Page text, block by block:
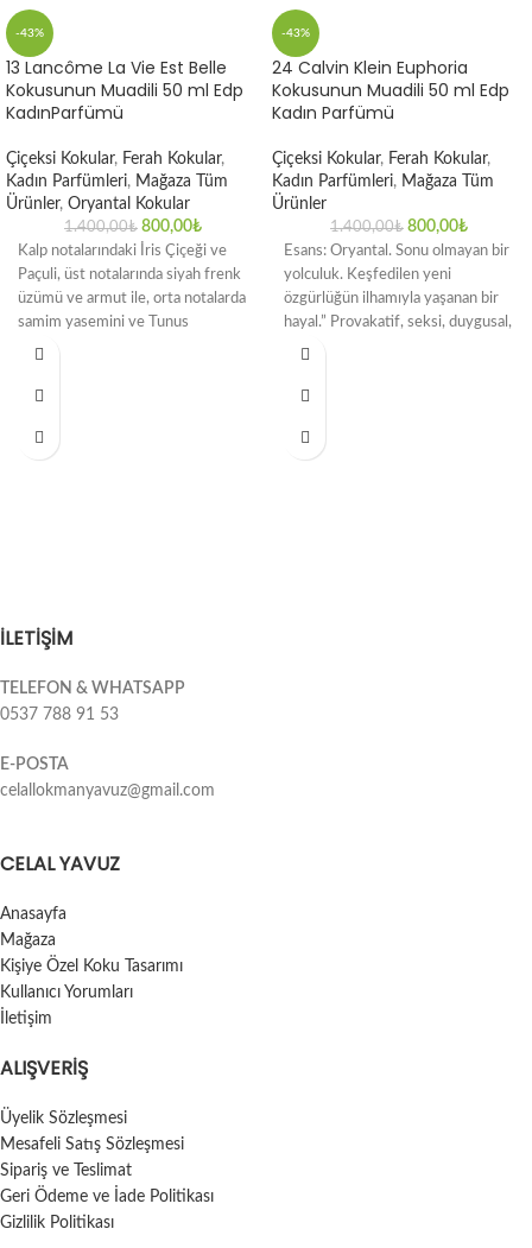
-43%
13 Lancôme La Vie Est Belle
Kokusunun Muadili 50 ml Edp
KadınParfümü
Çiçeksi Kokular, Ferah Kokular,
Kadın Parfümleri, Mağaza Tüm
Ürünler, Oryantal Kokular
1.400,00₺ 800,00₺
Kalp notalarındaki İris Çiçeği ve
Paçuli, üst notalarında siyah frenk
üzümü ve armut ile, orta notalarda
samim yasemini ve Tunus
-43%
24 Calvin Klein Euphoria
Kokusunun Muadili 50 ml Edp
Kadın Parfümü
Çiçeksi Kokular, Ferah Kokular,
Kadın Parfümleri, Mağaza Tüm
Ürünler
1.400,00₺ 800,00₺
Esans: Oryantal. Sonu olmayan bir
yolculuk. Keşfedilen yeni
özgürlüğün ilhamıyla yaşanan bir
hayal.” Provakatif, seksi, duygusal,
şık… Egzotik meyveler ve
İLETİŞİM
TELEFON & WHATSAPP
0537 788 91 53
E-POSTA
celallokmanyavuz@gmail.com
CELAL YAVUZ
Anasayfa
Mağaza
Kişiye Özel Koku Tasarımı
Kullanıcı Yorumları
İletişim
ALIŞVERIŞ
Üyelik Sözleşmesi
Mesafeli Satış Sözleşmesi
Sipariş ve Teslimat
Geri Ödeme ve İade Politikası
Gizlilik Politikası